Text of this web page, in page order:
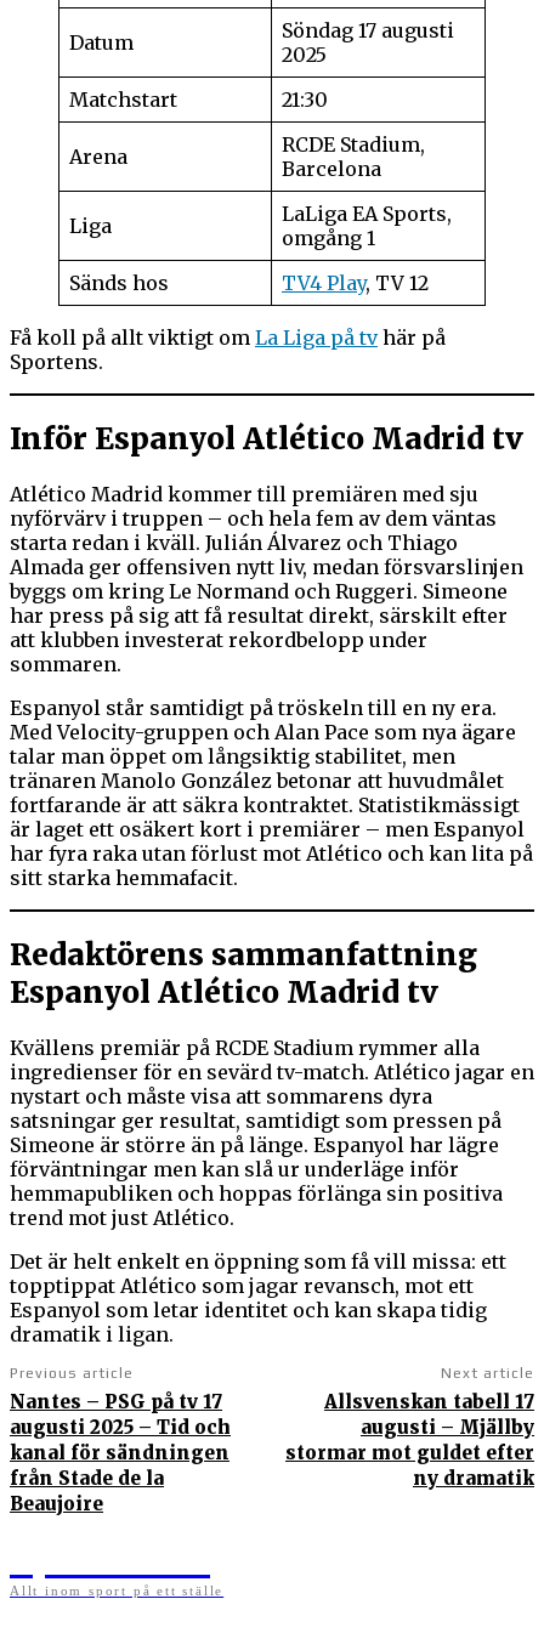
Datum
Söndag 17 augusti
2025
Matchstart
21:30
Arena
RCDE Stadium,
Barcelona
Liga
LaLiga EA Sports,
omgång 1
Sänds hos
TV4 Play, TV 12
Få koll på allt viktigt om La Liga på tvhär på
Sportens.
Inför Espanyol Atlético Madrid tv
Atlético Madrid kommer till premiären med sju
nyförvärv i truppen – och hela fem av dem väntas
starta redan i kväll. Julián Álvarez och Thiago
Almada ger offensiven nytt liv, medan försvarslinjen
byggs om kring Le Normand och Ruggeri. Simeone
har press på sig att få resultat direkt, särskilt efter
att klubben investerat rekordbelopp under
sommaren.
Espanyol står samtidigt på tröskeln till en ny era.
Med Velocity-gruppen och Alan Pace som nya ägare
talar man öppet om långsiktig stabilitet, men
tränaren Manolo González betonar att huvudmålet
fortfarande är att säkra kontraktet. Statistikmässigt
är laget ett osäkert kort i premiärer – men Espanyol
har fyra raka utan förlust mot Atlético och kan lita på
sitt starka hemmafacit.
Redaktörens sammanfattning
Espanyol Atlético Madrid tv
Kvällens premiär på RCDE Stadium rymmer alla
ingredienser för en sevärd tv-match. Atlético jagar en
nystart och måste visa att sommarens dyra
satsningar ger resultat, samtidigt som pressen på
Simeone är större än på länge. Espanyol har lägre
förväntningar men kan slå ur underläge inför
hemmapubliken och hoppas förlänga sin positiva
trend mot just Atlético.
Det är helt enkelt en öppning som få vill missa: ett
topptippat Atlético som jagar revansch, mot ett
Espanyol som letar identitet och kan skapa tidig
dramatik i ligan.
Previous article
Nantes – PSG på tv 17
augusti 2025 – Tid och
kanal för sändningen
från Stade de la
Beaujoire
Next article
Allsvenskan tabell 17
augusti – Mjällby
stormar mot guldet efter
ny dramatik
Allt inom sport på ett ställe